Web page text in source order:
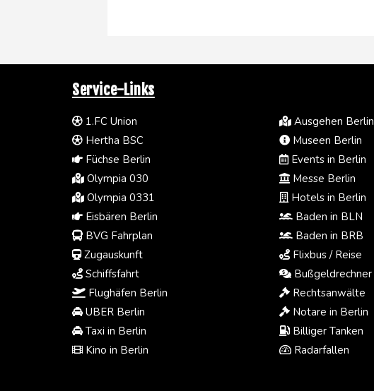
Service-Links
1.FC Union
Hertha BSC
Füchse Berlin
Olympia 030
Olympia 0331
Eisbären Berlin
BVG Fahrplan
Zugauskunft
Schiffsfahrt
Flughäfen Berlin
UBER Berlin
Taxi in Berlin
Kino in Berlin
Ausgehen Berlin
Museen Berlin
Events in Berlin
Messe Berlin
Hotels in Berlin
Baden in BLN
Baden in BRB
Flixbus / Reise
Bußgeldrechner
Rechtsanwälte
Notare in Berlin
Billiger Tanken
Radarfallen